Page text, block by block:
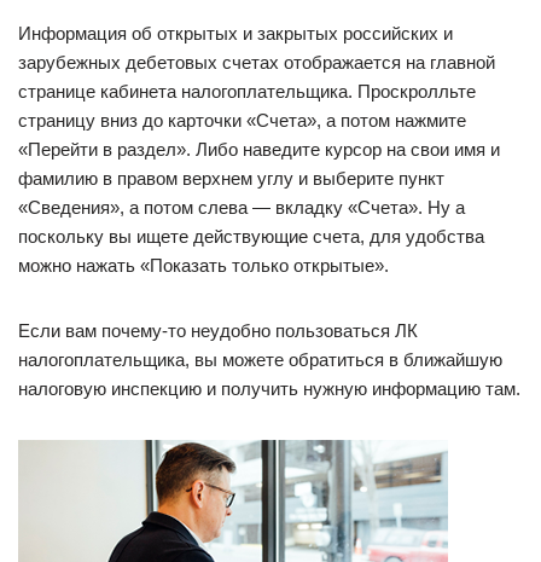
Информация об открытых и закрытых российских и
зарубежных дебетовых счетах отображается на главной
странице кабинета налогоплательщика. Проскролльте
страницу вниз до карточки «Счета», а потом нажмите
«Перейти в раздел». Либо наведите курсор на свои имя и
фамилию в правом верхнем углу и выберите пункт
«Сведения», а потом слева — вкладку «Счета». Ну а
поскольку вы ищете действующие счета, для удобства
можно нажать «Показать только открытые».
Если вам почему-то неудобно пользоваться ЛК
налогоплательщика, вы можете обратиться в ближайшую
налоговую инспекцию и получить нужную информацию там.